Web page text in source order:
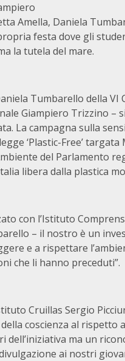
Amella, Daniela
festa dove gli
la tutela del mare.
Tumbarello della VI
Giampiero Trizzino –
La campagna sulla
‘Plastic-Free’ targata
del Parlamento
libera dalla plastica
con l’Istituto
– il nostro è un
e a rispettare
che li hanno preceduti”.
Cruillas Sergio
coscienza al rispetto
ma un
ai nostri